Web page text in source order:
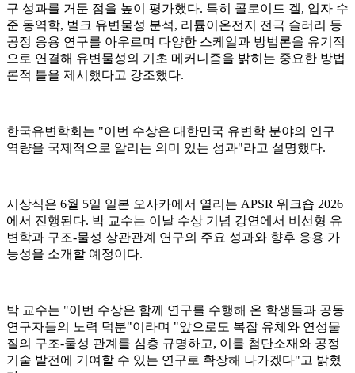
구 성과를 거둔 점을 높이 평가했다. 특히 콜로이드 겔, 입자 수
준 동역학, 벌크 유변물성 분석, 리튬이온전지 전극 슬러리 등
공정 응용 연구를 아우르며 다양한 스케일과 방법론을 유기적
으로 연결해 유변물성의 기초 메커니즘을 밝히는 중요한 방법
론적 틀을 제시했다고 강조했다.
한국유변학회는 "이번 수상은 대한민국 유변학 분야의 연구
역량을 국제적으로 알리는 의미 있는 성과"라고 설명했다.
시상식은 6월 5일 일본 오사카에서 열리는 APSR 워크숍 2026
에서 진행된다. 박 교수는 이날 수상 기념 강연에서 비선형 유
변학과 구조-물성 상관관계 연구의 주요 성과와 향후 응용 가
능성을 소개할 예정이다.
박 교수는 "이번 수상은 함께 연구를 수행해 온 학생들과 공동
연구자들의 노력 덕분"이라며 "앞으로도 복잡 유체와 연성물
질의 구조-물성 관계를 심층 규명하고, 이를 첨단소재와 공정
기술 발전에 기여할 수 있는 연구로 확장해 나가겠다"고 밝혔